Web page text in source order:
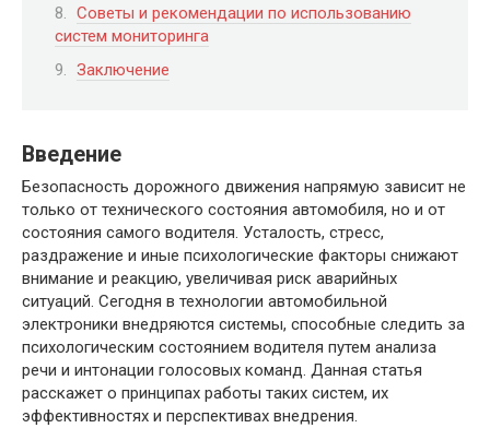
Советы и рекомендации по использованию
систем мониторинга
Заключение
Введение
Безопасность дорожного движения напрямую зависит не
только от технического состояния автомобиля, но и от
состояния самого водителя. Усталость, стресс,
раздражение и иные психологические факторы снижают
внимание и реакцию, увеличивая риск аварийных
ситуаций. Сегодня в технологии автомобильной
электроники внедряются системы, способные следить за
психологическим состоянием водителя путем анализа
речи и интонации голосовых команд. Данная статья
расскажет о принципах работы таких систем, их
эффективностях и перспективах внедрения.